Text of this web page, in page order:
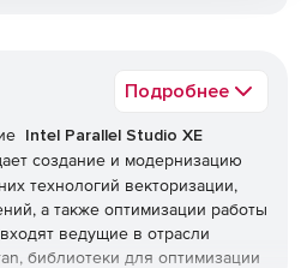
Подробнее
Intel Parallel Studio XE
создание и модернизацию
технологий векторизации,
а также оптимизации работы
ведущие в отрасли
библиотеки для оптимизации